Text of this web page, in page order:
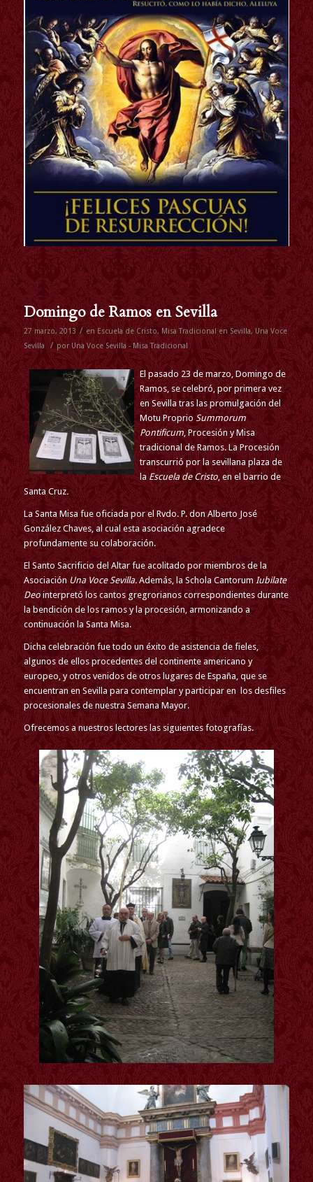
Domingo de Ramos en Sevilla
27 marzo, 2013 / en Escuela de Cristo, Misa Tradicional en Sevilla, Una Voce
Sevilla
/ por Una Voce Sevilla - Misa Tradicional
El pasado 23 de marzo, Domingo de
Ramos, se celebró, por primera vez
en Sevilla tras las promulgación del
Motu Proprio Summorum
Pontificum, Procesión y Misa
tradicional de Ramos. La Procesión
transcurrió por la sevillana plaza de
la Escuela de Cristo, en el barrio de
Santa Cruz.
La Santa Misa fue oficiada por el Rvdo. P. don Alberto José
González Chaves, al cual esta asociación agradece
profundamente su colaboración.
El Santo Sacrificio del Altar fue acolitado por miembros de la
Asociación Una Voce Sevilla.Además, la Schola Cantorum Iubilate
Deo interpretó los cantos gregrorianos correspondientes durante
la bendición de los ramos y la procesión, armonizando a
continuación la Santa Misa.
Dicha celebración fue todo un éxito de asistencia de fieles,
algunos de ellos procedentes del continente americano y
europeo, y otros venidos de otros lugares de España, que se
encuentran en Sevilla para contemplar y participar en los desfiles
procesionales de nuestra Semana Mayor.
Ofrecemos a nuestros lectores las siguientes fotografías.